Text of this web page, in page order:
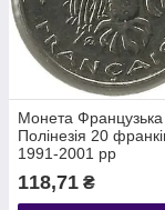
Монета Французька
Полінезія 20
1991-2001 рр
118,71 ₴